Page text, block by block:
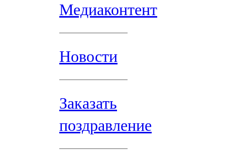
Медиаконтент
Новости
Заказать
поздравление